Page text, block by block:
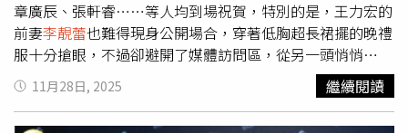
章廣辰、張軒睿……等人均到場祝賀，特別的是，王力宏的
前妻李靚蕾也難得現身公開場合，穿著低胸超長裙擺的晚禮
服十分搶眼，不過卻避開了媒體訪問區，從另一頭悄悄
「飄」進婚禮現場。
悄悄飄進婚宴會場。（圖／林俐
瑄攝）陶晶瑩今天也帶了女兒荳荳來參加婚禮，笑說她沒什
麼資格分享「婚姻相處之道」：「畢竟他們兩個已經這麼好
11月28日, 2025 繼續閱讀